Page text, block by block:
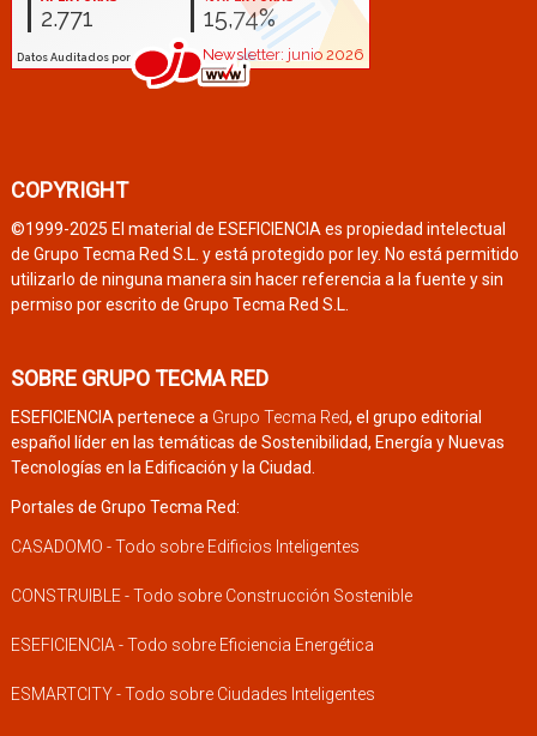
COPYRIGHT
©1999-2025 El material de ESEFICIENCIA es propiedad intelectual
de Grupo Tecma Red S.L. y está protegido por ley. No está permitido
utilizarlo de ninguna manera sin hacer referencia a la fuente y sin
permiso por escrito de Grupo Tecma Red S.L.
SOBRE GRUPO TECMA RED
ESEFICIENCIA pertenece a Grupo Tecma Red, el grupo editorial
español líder en las temáticas de Sostenibilidad, Energía y Nuevas
Tecnologías en la Edificación y la Ciudad.
Portales de Grupo Tecma Red:
CASADOMO - Todo sobre Edificios Inteligentes
CONSTRUIBLE - Todo sobre Construcción Sostenible
ESEFICIENCIA - Todo sobre Eficiencia Energética
ESMARTCITY - Todo sobre Ciudades Inteligentes